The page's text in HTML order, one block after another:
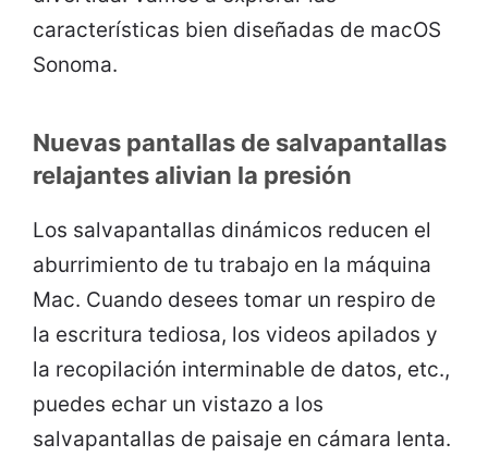
características bien diseñadas de macOS
Sonoma.
Nuevas pantallas de salvapantallas
relajantes alivian la presión
Los salvapantallas dinámicos reducen el
aburrimiento de tu trabajo en la máquina
Mac. Cuando desees tomar un respiro de
la escritura tediosa, los videos apilados y
la recopilación interminable de datos, etc.,
puedes echar un vistazo a los
salvapantallas de paisaje en cámara lenta.